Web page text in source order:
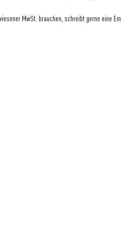
MwSt. brauchen, schreibt gerne eine